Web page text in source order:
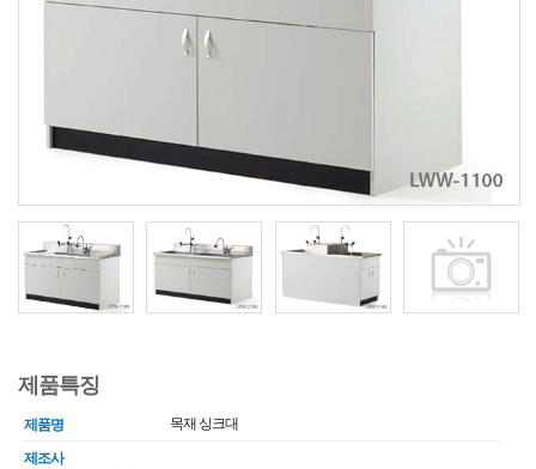
제품특징
제품명 목재 싱크대
제조사